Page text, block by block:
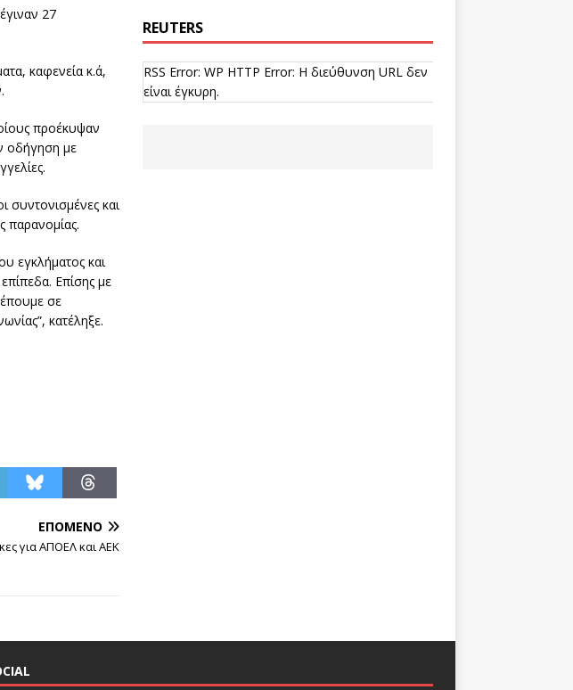
27
καφενεία κ.ά,
προέκυψαν
οδήγηση με
και
παρανομίας.
εγκλήματος και
Επίσης με
σε
κατέληξε.
ΕΠΌΜΕΝΟ
για ΑΠΟΕΛ και ΑΕΚ
REUTERS
RSS Error: WP HTTP Error: Η διεύθυνση URL δεν
είναι έγκυρη.